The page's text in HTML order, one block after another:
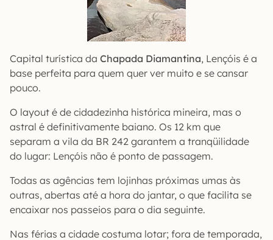
Capital turística da Chapada Diamantina, Lençóis é a
base perfeita para quem quer ver muito e se cansar
pouco.
O layout é de cidadezinha histórica mineira, mas o
astral é definitivamente baiano. Os 12 km que
separam a vila da BR 242 garantem a tranqüilidade
do lugar: Lençóis não é ponto de passagem.
Todas as agências tem lojinhas próximas umas às
outras, abertas até a hora do jantar, o que facilita se
encaixar nos passeios para o dia seguinte.
Nas férias a cidade costuma lotar; fora de temporada,